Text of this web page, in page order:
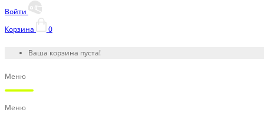
Войти
Корзина
0
Ваша корзина пуста!
Меню
Меню